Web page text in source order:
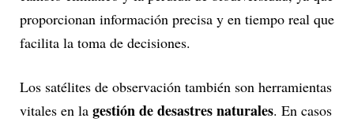
proporcionan información precisa y en tiempo real que
facilita la toma de decisiones.
Los satélites de observación también son herramientas
vitales en la gestión de desastres naturales. En casos